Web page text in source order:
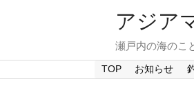
アジア
瀬戸内の海のこ
TOP お知らせ